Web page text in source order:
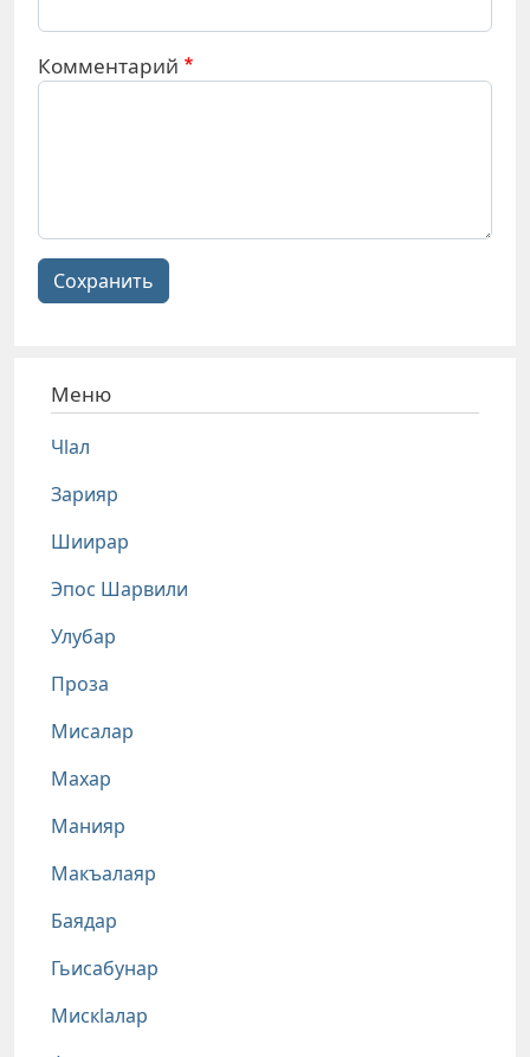
Комментарий
Сохранить
Меню
Чlал
Зарияр
Шиирар
Эпос Шарвили
Улубар
Проза
Мисалар
Махар
Манияр
Макъалаяр
Баядар
Гьисабунар
Мискlалар